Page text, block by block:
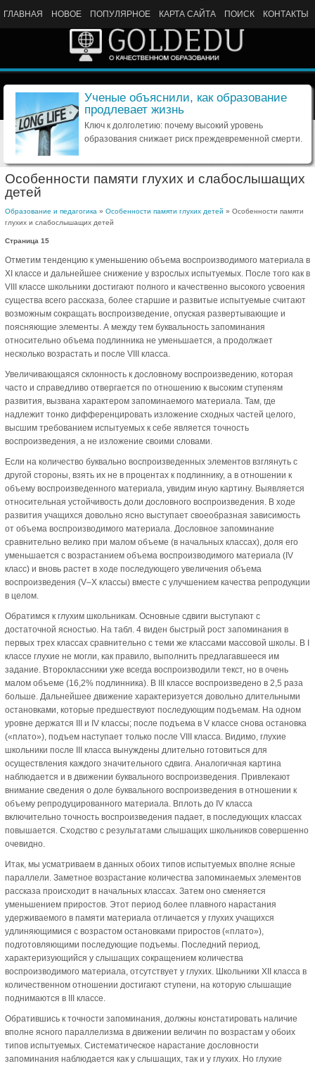
ГЛАВНАЯ НОВОЕ ПОПУЛЯРНОЕ КАРТА САЙТА ПОИСК КОНТАКТЫ
Ученые объяснили, как образование
продлевает жизнь
Ключ к долголетию: почему высокий уровень
образования снижает риск преждевременной смерти.
Особенности памяти глухих и слабослышащих
детей
Образование и педагогика » Особенности памяти глухих детей » Особенности памяти
глухих и слабослышащих детей
Страница 15
Отметим тенденцию к уменьшению объема воспроизводимого материала в
XI классе и дальнейшее снижение у взрослых испытуемых. После того как в
VIII классе школьники достигают полного и качественно высокого усвоения
существа всего рассказа, более старшие и развитые испытуемые считают
возможным сокращать воспроизведение, опуская развертывающие и
поясняющие элементы. А между тем буквальность запоминания
относительно объема подлинника не уменьшается, а продолжает
несколько возрастать и после VIII класса.
Увеличивающаяся склонность к дословному воспроизведению, которая
часто и справедливо отвергается по отношению к высоким ступеням
развития, вызвана характером запоминаемого материала. Там, где
надлежит тонко дифференцировать изложение сходных частей целого,
высшим требованием испытуемых к себе является точность
воспроизведения, а не изложение своими словами.
Если на количество буквально воспроизведенных элементов взглянуть с
другой стороны, взять их не в процентах к подлиннику, а в отношении к
объему воспроизведенного материала, увидим иную картину. Выявляется
относительная устойчивость доли дословного воспроизведения. В ходе
развития учащихся довольно ясно выступает своеобразная зависимость
от объема воспроизводимого материала. Дословное запоминание
сравнительно велико при малом объеме (в начальных классах), доля его
уменьшается с возрастанием объема воспроизводимого материала (IV
класс) и вновь растет в ходе последующего увеличения объема
воспроизведения (V–X классы) вместе с улучшением качества репродукции
в целом.
Обратимся к глухим школьникам. Основные сдвиги выступают с
достаточной ясностью. На табл. 4 виден быстрый рост запоминания в
первых трех классах сравнительно с теми же классами массовой школы. В I
классе глухие не могли, как правило, выполнить предлагавшееся им
задание. Второклассники уже всегда воспроизводили текст, но в очень
малом объеме (16,2% подлинника). В III классе воспроизведено в 2,5 раза
больше. Дальнейшее движение характеризуется довольно длительными
остановками, которые предшествуют последующим подъемам. На одном
уровне держатся III и IV классы; после подъема в V классе снова остановка
(«плато»), подъем наступает только после VIII класса. Видимо, глухие
школьники после III класса вынуждены длительно готовиться для
осуществления каждого значительного сдвига. Аналогичная картина
наблюдается и в движении буквального воспроизведения. Привлекают
внимание сведения о доле буквального воспроизведения в отношении к
объему репродуцированного материала. Вплоть до IV класса
включительно точность воспроизведения падает, в последующих классах
повышается. Сходство с результатами слышащих школьников совершенно
очевидно.
Итак, мы усматриваем в данных обоих типов испытуемых вполне ясные
параллели. Заметное возрастание количества запоминаемых элементов
рассказа происходит в начальных классах. Затем оно сменяется
уменьшением приростов. Этот период более плавного нарастания
удерживаемого в памяти материала отличается у глухих учащихся
удлиняющимися с возрастом остановками приростов («плато»),
подготовляющими последующие подъемы. Последний период,
характеризующийся у слышащих сокращением количества
воспроизводимого материала, отсутствует у глухих. Школьники XII класса в
количественном отношении достигают ступени, на которую слышащие
поднимаются в III классе.
Обратившись к точности запоминания, должны констатировать наличие
вполне ясного параллелизма в движении величин по возрастам у обоих
типов испытуемых. Систематическое нарастание дословности
запоминания наблюдается как у слышащих, так и у глухих. Но глухие